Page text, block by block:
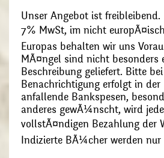
Unser Angebot ist
7% MwSt, im nicht
Europas behalten wir uns
MÃ¤ngel sind nicht besonders
Beschreibung geliefert. Bitte
Benachrichtigung erfolgt in
anfallende Bankspesen,
anderes gewÃ¼nscht, wird
vollstÃ¤ndigen Bezahlung der
Indizierte BÃ¼cher werden nur